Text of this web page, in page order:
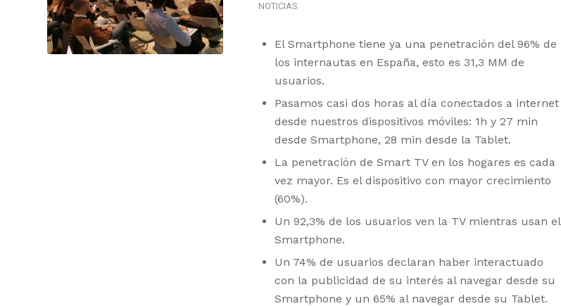
NOTICIAS
El Smartphone tiene ya una penetración del 96% de
los internautas en España, esto es 31,3 MM de
usuarios.
Pasamos casi dos horas al día conectados a internet
desde nuestros dispositivos móviles: 1h y 27 min
desde Smartphone, 28 min desde la Tablet.
La penetración de Smart TV en los hogares es cada
vez mayor. Es el dispositivo con mayor crecimiento
(60%).
Un 92,3% de los usuarios ven la TV mientras usan el
Smartphone.
Un 74% de usuarios declaran haber interactuado
con la publicidad de su interés al navegar desde su
Smartphone y un 65% al navegar desde su Tablet.